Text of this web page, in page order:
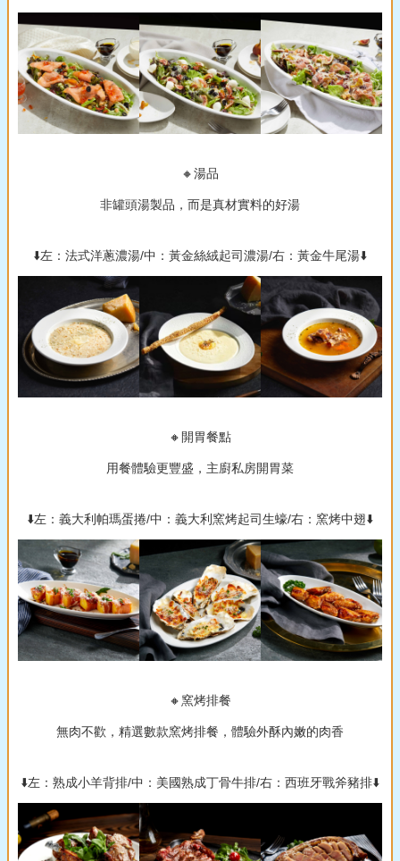
🔸湯品
非罐頭湯製品，而是真材實料的好湯
⬇️左：法式洋蔥濃湯/中：黃金絲絨起司濃湯/右：黃金牛尾湯⬇️
🔸開胃餐點
用餐體驗更豐盛，主廚私房開胃菜
⬇️左：義大利帕瑪蛋捲/中：義大利窯烤起司生蠔/右：窯烤中翅⬇️
🔸窯烤排餐
無肉不歡，精選數款窯烤排餐，體驗外酥內嫩的肉香
⬇️左：熟成小羊背排/中：美國熟成丁骨牛排/右：西班牙戰斧豬排⬇️